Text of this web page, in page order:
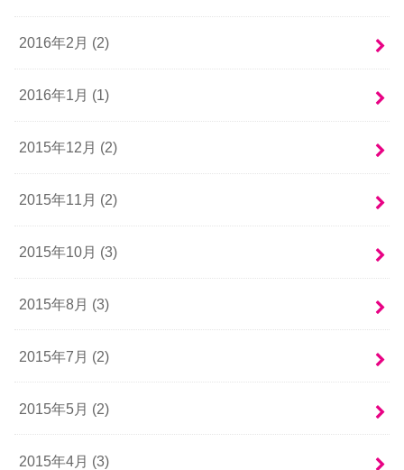
2016年2月 (2)
2016年1月 (1)
2015年12月 (2)
2015年11月 (2)
2015年10月 (3)
2015年8月 (3)
2015年7月 (2)
2015年5月 (2)
2015年4月 (3)